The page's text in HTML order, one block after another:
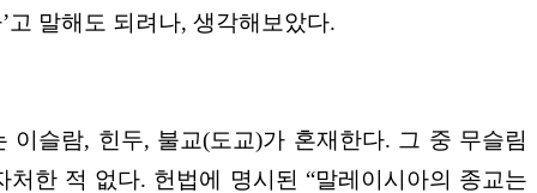
고 말해도 되려나, 생각해보았다.
슬람, 힌두, 불교(도교)가 혼재한다. 그 중 무슬림
한 적 없다. 헌법에 명시된 “말레이시아의 종교는